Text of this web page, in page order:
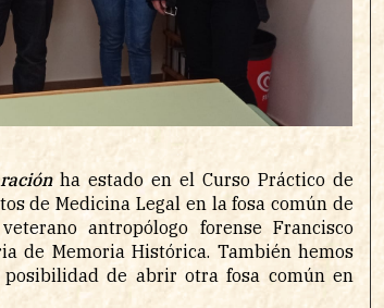
ha estado en el Curso Práctico de
de Medicina Legal en la fosa común de
antropólogo forense Francisco
de Memoria Histórica. También hemos
de abrir otra fosa común en